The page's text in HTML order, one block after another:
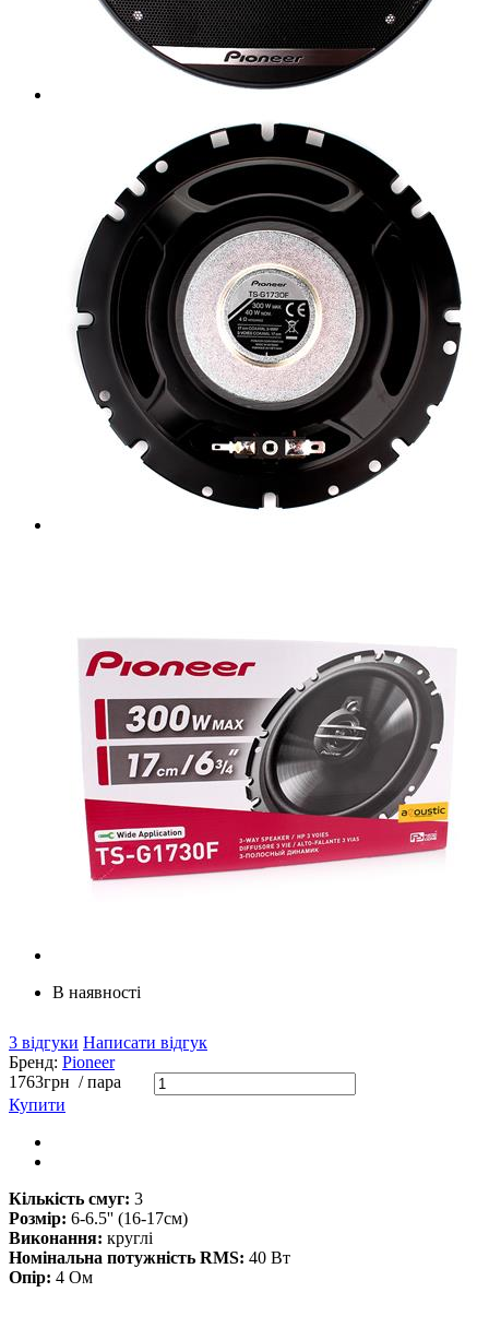
В наявності
3 відгуки Написати відгук
Бренд: Pioneer
1763грн / пара
Купити
Кількість смуг: 3
Розмір: 6-6.5'' (16-17см)
Виконання: круглі
Номінальна потужність RMS: 40 Вт
Опір: 4 Ом